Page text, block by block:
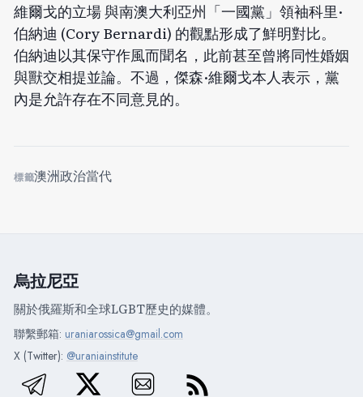
維爾戈的立場與南澳大利亞州「一國黨」領袖科里·
伯納迪 (Cory Bernardi) 的觀點形成了鮮明對比。
伯納迪以其保守作風而聞名，此前甚至曾將同性婚姻
與獸交相提並論。不過，傑森·維爾戈本人表示，黨
內是允許存在不同意見的。
標籤澳洲政治當代
烏拉尼亞
關於俄羅斯和全球LGBT歷史的媒體。
聯繫郵箱: uraniarossica@gmail.com
X (Twitter): @uraniainstitute